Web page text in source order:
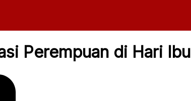
Perempuan di Hari Ibu